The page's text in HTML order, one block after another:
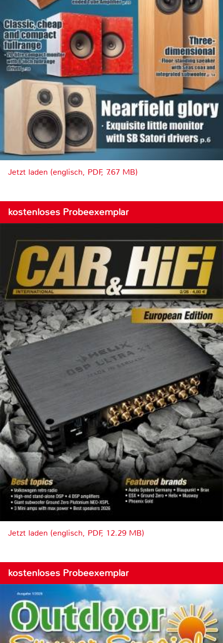
Jetzt laden (englisch, PDF, 7.67 MB)
kostenloses Probeexemplar
Jetzt laden (englisch, PDF, 12.29 MB)
kostenloses Probeexemplar